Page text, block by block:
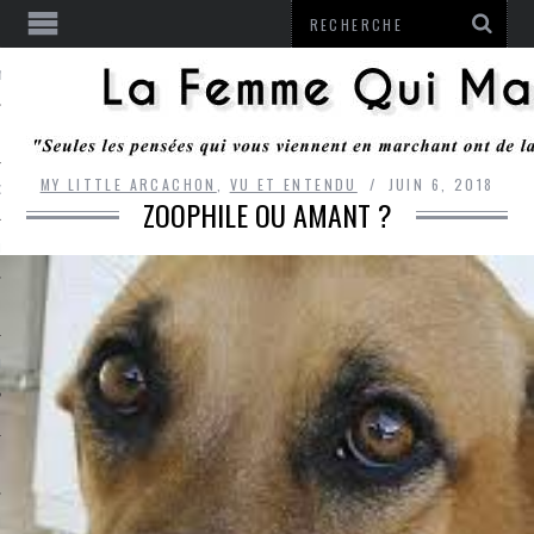
RESTER
MONROZIER
MY LITTLE ARCACHON VU ET ENTENDU JUIN 6, 2018
ZOOPHILE OU AMANT ?